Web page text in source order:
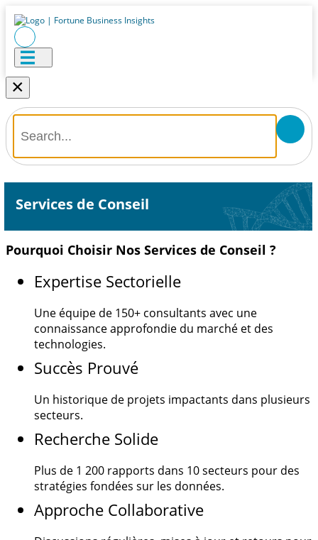
×
Services de Conseil
Pourquoi Choisir Nos Services de Conseil ?
Expertise Sectorielle
Une équipe de 150+ consultants avec une
connaissance approfondie du marché et des
technologies.
Succès Prouvé
Un historique de projets impactants dans plusieurs
secteurs.
Recherche Solide
Plus de 1 200 rapports dans 10 secteurs pour des
stratégies fondées sur les données.
Approche Collaborative